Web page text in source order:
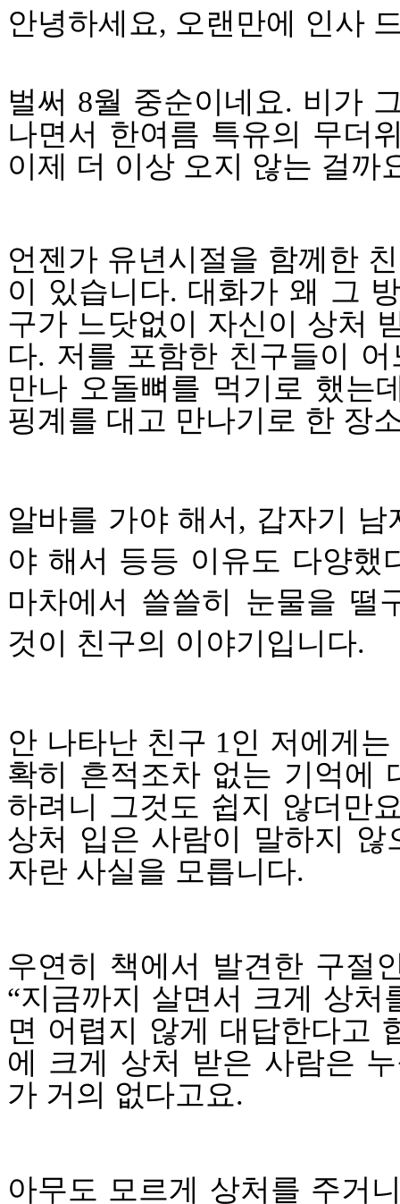
안녕하세요, 오랜만에 인사
벌써 8월 중순이네요. 비가
나면서 한여름 특유의 무더
이제 더 이상 오지 않는 걸까
언젠가 유년시절을 함께한
이 있습니다. 대화가 왜 그
구가 느닷없이 자신이 상처
다. 저를 포함한 친구들이
만나 오돌뼈를 먹기로 했는
핑계를 대고 만나기로 한 장
알바를 가야 해서, 갑자기 남
야 해서 등등 이유도 다양했
마차에서 쓸쓸히 눈물을 떨
것이 친구의 이야기입니다.
안 나타난 친구 1인 저에게
확히 흔적조차 없는 기억에
하려니 그것도 쉽지 않더만
상처 입은 사람이 말하지
자란 사실을 모릅니다.
우연히 책에서 발견한 구절
“지금까지 살면서 크게 상처
면 어렵지 않게 대답한다고
에 크게 상처 받은 사람은
가 거의 없다고요.
아무도 모르게 상처를 주거